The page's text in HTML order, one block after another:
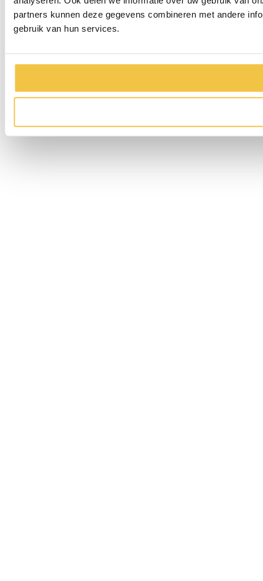
partners kunnen deze gegevens combineren met andere
gebruik van hun services.